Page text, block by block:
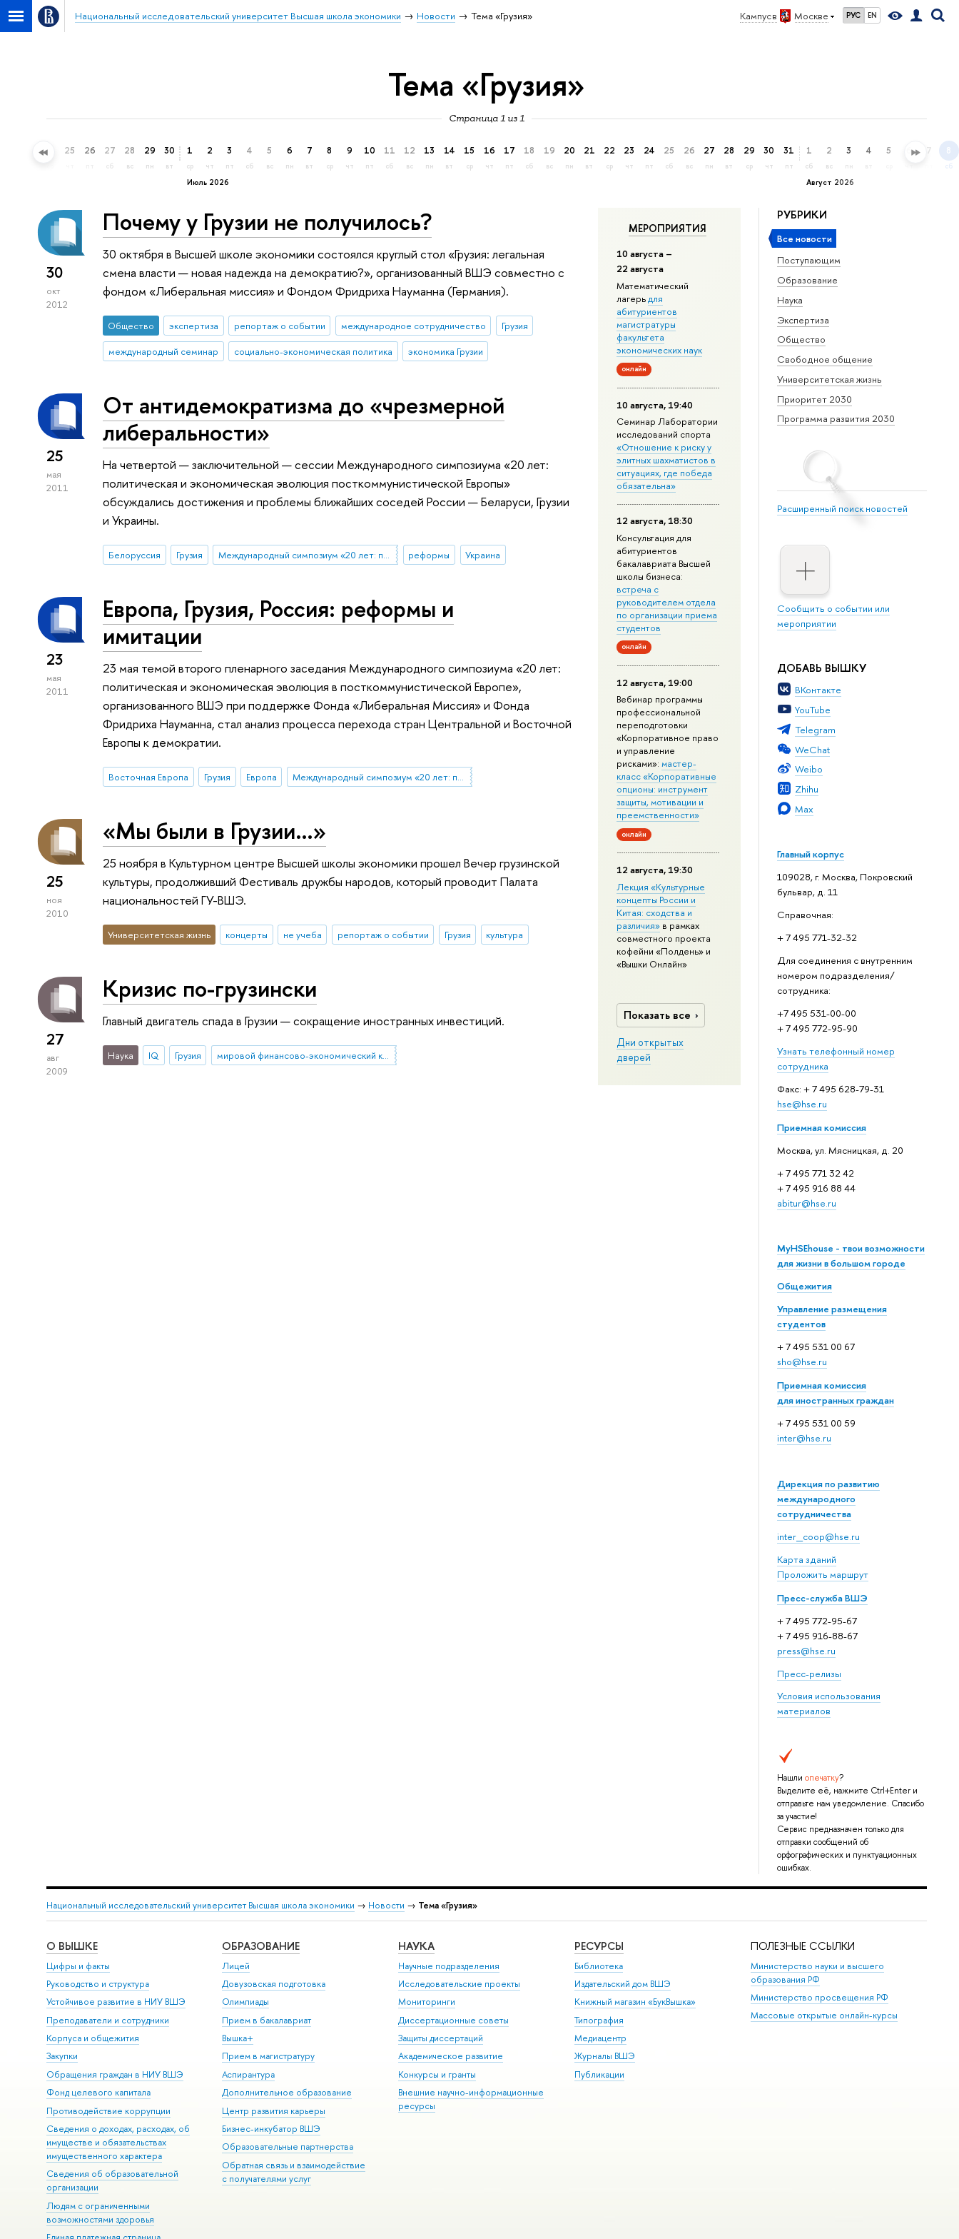
Кампус в Москве РУС EN
Национальный исследовательский университет Высшая школа экономики Новости Тема «Грузия»
Тема «Грузия»
Страница 1 из 1
24 25 26 27
сб
28
вс
29
пн
30
вт
Июль 2026
1
ср
2
чт
3
пт
4
сб
5
вс
6
пн
7
вт
8
ср
9
чт
10
пт
11
сб
12
вс
13
пн
14
вт
15
ср
16
чт
17
пт
18
сб
19
вс
20
пн
21
вт
22
ср
23
чт
24
пт
25
сб
26
вс
27
пн
28
вт
29
ср
30
чт
31
пт
Август 2026
1
сб
2
вс
3
пн
4 5 6 7 8
сб
РУБРИКИ
Все новости
Поступающим
Образование
Наука
Экспертиза
Общество
Свободное общение
Университетская жизнь
Приоритет 2030
Программа развития 2030
Расширенный поиск новостей
Сообщить о событии или
мероприятии
ДОБАВЬ ВЫШКУ
ВКонтакте
YouTube
Telegram
WeChat
Weibo
Zhihu
Max
Главный корпус
109028, г. Москва, Покровский
бульвар, д. 11
Справочная:
+ 7 495 771-32-32
Для соединения с внутренним
номером подразделения/
сотрудника:
+7 495 531-00-00
+ 7 495 772-95-90
Узнать телефонный номер
сотрудника
Факс: + 7 495 628-79-31
hse@hse.ru
Приемная комиссия
Москва, ул. Мясницкая, д. 20
+ 7 495 771 32 42
+ 7 495 916 88 44
abitur@hse.ru
MyHSEhouse - твои возможности
для жизни в большом городе
Общежития
Управление размещения
студентов
+ 7 495 531 00 67
sho@hse.ru
Приемная комиссия
для иностранных граждан
+ 7 495 531 00 59
inter@hse.ru
Дирекция по развитию
международного
сотрудничества
inter_coop@hse.ru
Карта зданий
Проложить маршрут
Пресс-служба ВШЭ
+ 7 495 772-95-67
+ 7 495 916-88-67
press@hse.ru
Пресс-релизы
Условия использования
материалов
Нашли опечатку?
Выделите её, нажмите Ctrl+Enter и
отправьте нам уведомление. Спасибо
за участие!
Сервис предназначен только для
отправки сообщений об
орфографических и пунктуационных
ошибках.
МЕРОПРИЯТИЯ
10 августа –
22 августа
Математический
лагерьдля
абитуриентов
магистратуры
факультета
экономических наук
онлайн
10 августа, 19:40
Семинар Лаборатории
исследований спорта
«Отношение к риску у
элитных шахматистов в
ситуациях, где победа
обязательна»
12 августа, 18:30
Консультация для
абитуриентов
бакалавриата Высшей
школы бизнеса:
встреча с
руководителем отдела
по организации приема
студентов
онлайн
12 августа, 19:00
Вебинар программы
профессиональной
переподготовки
«Корпоративное право
и управление
рисками»: мастер-
класс «Корпоративные
опционы: инструмент
защиты, мотивации и
преемственности»
онлайн
12 августа, 19:30
Лекция «Культурные
концепты России и
Китая: сходства и
различия»в рамках
совместного проекта
кофейни «Полдень» и
«Вышки Онлайн»
Показать все
Дни открытых
дверей
30
окт
2012
Почему у Грузии не получилось?
30 октября в Высшей школе экономики состоялся круглый стол «Грузия: легальная
смена власти — новая надежда на демократию?», организованный ВШЭ совместно с
фондом «Либеральная миссия» и Фондом Фридриха Науманна (Германия).
Общество экспертиза репортаж о событии международное сотрудничество
Грузия
международный семинар
социально-экономическая политика экономика Грузии
25
мая
2011
От антидемократизма до «чрезмерной
либеральности»
На четвертой — заключительной — сессии Международного симпозиума «20 лет:
политическая и экономическая эволюция посткоммунистической Европы»
обсуждались достижения и проблемы ближайших соседей России — Беларуси, Грузии
и Украины.
Белоруссия Грузия Международный симпозиум «20 лет: политическая и экономическая эволюция в посткоммунистической Европе» реформы Украина
23
мая
2011
Европа, Грузия, Россия: реформы и
имитации
23 мая темой второго пленарного заседания Международного симпозиума «20 лет:
политическая и экономическая эволюция в посткоммунистической Европе»,
организованного ВШЭ при поддержке Фонда «Либеральная Миссия» и Фонда
Фридриха Науманна, стал анализ процесса перехода стран Центральной и Восточной
Европы к демократии.
Восточная Европа Грузия Европа Международный симпозиум «20 лет: политическая и экономическая эволюция в посткоммунистической Европе»
25
ноя
2010
«Мы были в Грузии…»
25 ноября в Культурном центре Высшей школы экономики прошел Вечер грузинской
культуры, продолживший Фестиваль дружбы народов, который проводит Палата
национальностей ГУ-ВШЭ.
Университетская жизнь концерты не учеба репортаж о событии Грузия культура
27
авг
2009
Кризис по-грузински
Главный двигатель спада в Грузии — сокращение иностранных инвестиций.
Наука IQ Грузия мировой финансово-экономический кризис
Национальный исследовательский университет Высшая школа экономики → Новости → Тема «Грузия»
О ВЫШКЕ
Цифры и факты
Руководство и структура
Устойчивое развитие в НИУ ВШЭ
Преподаватели и сотрудники
Корпуса и общежития
Закупки
Обращения граждан в НИУ ВШЭ
Фонд целевого капитала
Противодействие коррупции
Сведения о доходах, расходах, об
имуществе и обязательствах
имущественного характера
Сведения об образовательной
организации
Людям с ограниченными
возможностями здоровья
ОБРАЗОВАНИЕ
Лицей
Довузовская подготовка
Олимпиады
Прием в бакалавриат
Вышка+
Прием в магистратуру
Аспирантура
Дополнительное образование
Центр развития карьеры
Бизнес-инкубатор ВШЭ
Образовательные партнерства
Обратная связь и взаимодействие
с получателями услуг
НАУКА
Научные подразделения
Исследовательские проекты
Мониторинги
Диссертационные советы
Защиты диссертаций
Академическое развитие
Конкурсы и гранты
Внешние научно-информационные
ресурсы
РЕСУРСЫ
Библиотека
Издательский дом ВШЭ
Книжный магазин «БукВышка»
Типография
Медиацентр
Журналы ВШЭ
Публикации
ПОЛЕЗНЫЕ ССЫЛКИ
Министерство науки и высшего
образования РФ
Министерство просвещения РФ
Массовые открытые онлайн-курсы